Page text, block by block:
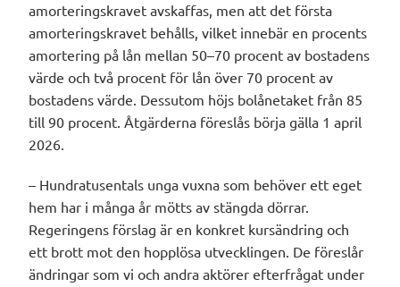
amorteringskravet avskaffas, men att det första
amorteringskravet behålls, vilket innebär en procents
amortering på lån mellan 50–70 procent av bostadens
värde och två procent för lån över 70 procent av
bostadens värde. Dessutom höjs bolånetaket från 85
till 90 procent. Åtgärderna föreslås börja gälla 1 april
2026.
– Hundratusentals unga vuxna som behöver ett eget
hem har i många år mötts av stängda dörrar.
Regeringens förslag är en konkret kursändring och
ett brott mot den hopplösa utvecklingen. De föreslår
ändringar som vi och andra aktörer efterfrågat under